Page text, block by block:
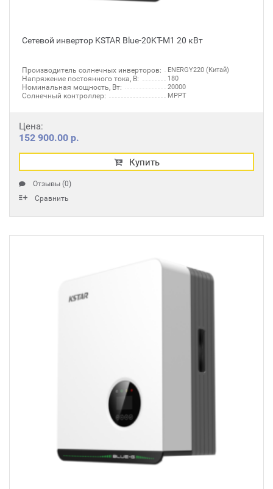
Сетевой инвертор KSTAR Blue-20KT-M1 20 кВт
Производитель солнечных инверторов: ENERGY220 (Китай)
Напряжение постоянного тока, В: 180
Номинальная мощность, Вт: 20000
Солнечный контроллер: MPPT
Цена:
152 900.00 р.
Купить
Отзывы (0)
Сравнить